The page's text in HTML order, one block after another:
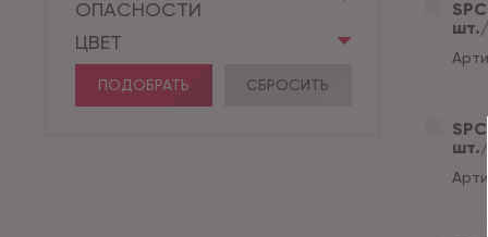
ОПАСНОСТИ
ЦВЕТ
ПОДОБРАТЬ СБРОСИТЬ
шт./